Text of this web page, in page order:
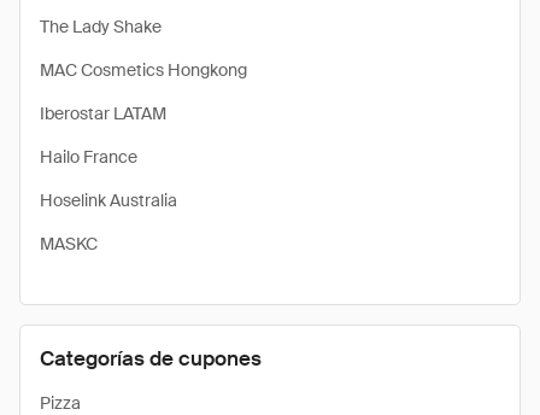
The Lady Shake
MAC Cosmetics Hongkong
Iberostar LATAM
Hailo France
Hoselink Australia
MASKC
Categorías de cupones
Pizza